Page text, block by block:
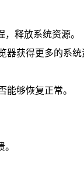
释放系统资源。
获得更多的系统
能够恢复正常。